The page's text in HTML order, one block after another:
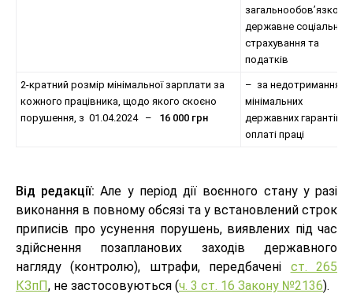
загальнообов’язкове
державне соціальне
страхування та
податків
2-кратний розмір мінімальної зарплати за
кожного працівника, щодо якого скоєно
порушення, з 01.04.2024 – 16 000 грн
– за недотримання
мінімальних
державних гарантій в
оплаті праці
Від редакції: Але у період дії воєнного стану у разі
виконання в повному обсязі та у встановлений строк
приписів про усунення порушень, виявлених під час
здійснення позапланових заходів державного
нагляду (контролю), штрафи, передбачені ст. 265
КЗпП, не застосовуються (ч. 3 ст. 16 Закону №2136).